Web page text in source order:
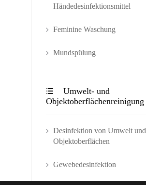
Händedesinfektionsmittel
Feminine Waschung
Mundspülung

Umwelt- und
Objektoberflächenreinigung
Desinfektion von Umwelt und
Objektoberflächen
Gewebedesinfektion